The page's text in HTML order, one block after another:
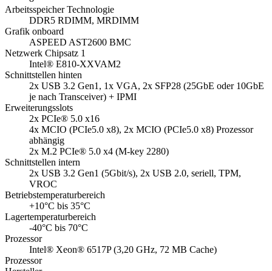
Arbeitsspeicher Technologie
DDR5 RDIMM, MRDIMM
Grafik onboard
ASPEED AST2600 BMC
Netzwerk Chipsatz 1
Intel® E810-XXVAM2
Schnittstellen hinten
2x USB 3.2 Gen1, 1x VGA, 2x SFP28 (25GbE oder 10GbE
je nach Transceiver) + IPMI
Erweiterungsslots
2x PCIe® 5.0 x16
4x MCIO (PCIe5.0 x8), 2x MCIO (PCIe5.0 x8) Prozessor
abhängig
2x M.2 PCIe® 5.0 x4 (M-key 2280)
Schnittstellen intern
2x USB 3.2 Gen1 (5Gbit/s), 2x USB 2.0, seriell, TPM,
VROC
Betriebstemperaturbereich
+10°C bis 35°C
Lagertemperaturbereich
-40°C bis 70°C
Prozessor
Intel® Xeon® 6517P (3,20 GHz, 72 MB Cache)
Prozessor